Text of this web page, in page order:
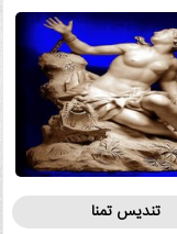
تندیس تمنا